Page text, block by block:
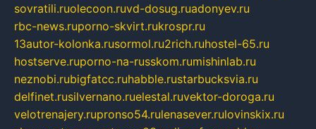
sovratili.ruolecoon.ruvd-dosug.ruadonyev.ru
rbc-news.ruporno-skvirt.rukrospr.ru
13autor-kolonka.rusormol.ru2rich.ruhostel-65.ru
hostserve.ruporno-na-russkom.rumishinlab.ru
neznobi.rubigfatcc.ruhabble.rustarbucksvia.ru
delfinet.rusilvernano.ruelestal.ruvektor-doroga.ru
velotrenajery.rupronso54.rulenasever.rulovinskix.ru